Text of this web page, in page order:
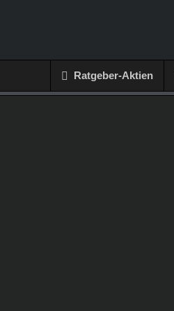
Ratgeber-Aktien